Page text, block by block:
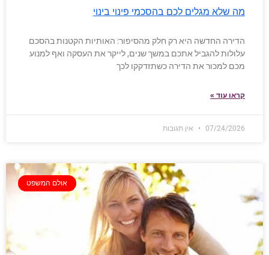
מה שלא מגלים לכם בהסכמי פינוי בינוי
הדירה החדשה היא רק חלק מהסיפור: האותיות הקטנות בהסכם
עלולות להגביל אתכם במשך שנים, לייקר את העסקה ואף למנוע
מכם למכור את הדירה כשתזדקקו לכך
קראו עוד »
07/24/2026 אין תגובות
אולם המשפט